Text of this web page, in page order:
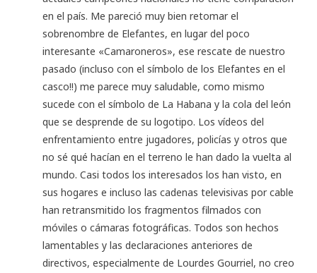
en el país. Me pareció muy bien retomar el
sobrenombre de Elefantes, en lugar del poco
interesante «Camaroneros», ese rescate de nuestro
pasado (incluso con el símbolo de los Elefantes en el
casco!!) me parece muy saludable, como mismo
sucede con el símbolo de La Habana y la cola del león
que se desprende de su logotipo. Los vídeos del
enfrentamiento entre jugadores, policías y otros que
no sé qué hacían en el terreno le han dado la vuelta al
mundo. Casi todos los interesados los han visto, en
sus hogares e incluso las cadenas televisivas por cable
han retransmitido los fragmentos filmados con
móviles o cámaras fotográficas. Todos son hechos
lamentables y las declaraciones anteriores de
directivos, especialmente de Lourdes Gourriel, no creo